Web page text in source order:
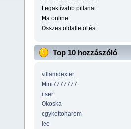
Legaktívabb pillanat:
Ma online:
Összes oldalletöltés:
Top 10 hozzászóló
villamdexter
Mini7777777
user
Okoska
egykettoharom
lee